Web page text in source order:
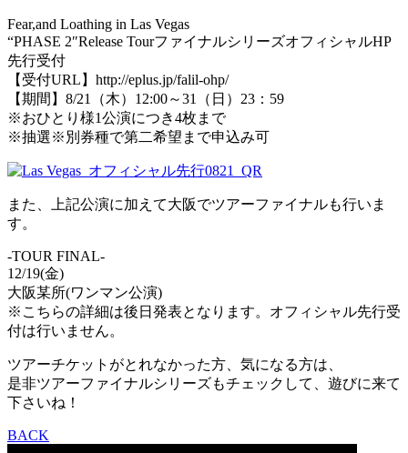
Fear,and Loathing in Las Vegas
“PHASE 2″Release TourファイナルシリーズオフィシャルHP
先行受付
【受付URL】http://eplus.jp/falil-ohp/
【期間】8/21（木）12:00～31（日）23：59
※おひとり様1公演につき4枚まで
※抽選※別券種で第二希望まで申込み可
また、上記公演に加えて大阪でツアーファイナルも行いま
す。
-TOUR FINAL-
12/19(金)
大阪某所(ワンマン公演)
※こちらの詳細は後日発表となります。オフィシャル先行受
付は行いません。
ツアーチケットがとれなかった方、気になる方は、
是非ツアーファイナルシリーズもチェックして、遊びに来て
下さいね！
BACK